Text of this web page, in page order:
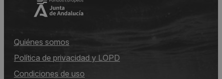
Quiénes somos
Política de privacidad y LOPD
Condiciones de uso